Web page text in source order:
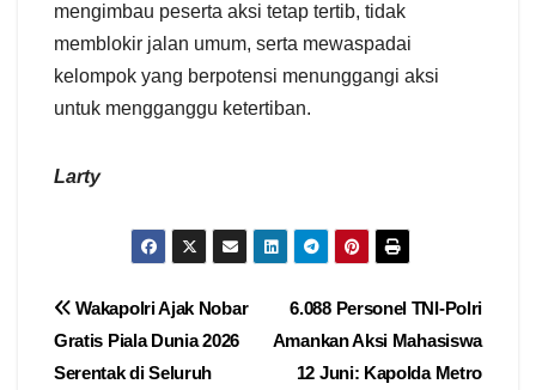
mengimbau peserta aksi tetap tertib, tidak
memblokir jalan umum, serta mewaspadai
kelompok yang berpotensi menunggangi aksi
untuk mengganggu ketertiban.
Larty
Navigasi
pos
6.088 Personel TNI-Polri
Amankan Aksi Mahasiswa
12 Juni: Kapolda Metro
Wakapolri Ajak Nobar
Gratis Piala Dunia 2026
Serentak di Seluruh